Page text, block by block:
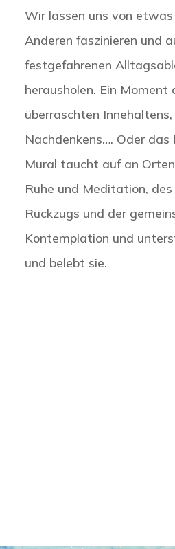
Wir lassen uns von etwas
Anderen faszinieren und
festgefahrenen
herausholen. Ein Moment
überraschten Innehaltens,
Nachdenkens…. Oder das
Mural taucht auf an
Ruhe und Meditation, des
Rückzugs und der
Kontemplation und
und belebt sie.